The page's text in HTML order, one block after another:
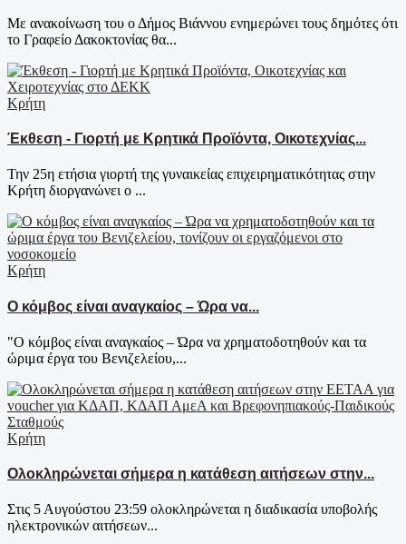
Με ανακοίνωση του ο Δήμος Βιάννου ενημερώνει τους δημότες ότι
το Γραφείο Δακοκτονίας θα...
Κρήτη
Έκθεση - Γιορτή με Κρητικά Προϊόντα, Οικοτεχνίας...
Την 25η ετήσια γιορτή της γυναικείας επιχειρηματικότητας στην
Κρήτη διοργανώνει ο ...
Κρήτη
Ο κόμβος είναι αναγκαίος – Ώρα να...
"Ο κόμβος είναι αναγκαίος – Ώρα να χρηματοδοτηθούν και τα
ώριμα έργα του Βενιζελείου,...
Κρήτη
Ολοκληρώνεται σήμερα η κατάθεση αιτήσεων στην...
Στις 5 Αυγούστου 23:59 ολοκληρώνεται η διαδικασία υποβολής
ηλεκτρονικών αιτήσεων...